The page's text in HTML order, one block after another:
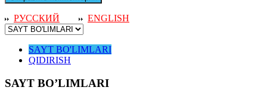
РУССКИЙ ENGLISH
SAYT BO'LIMLARI
QIDIRISH
SAYT BO’LIMLARI